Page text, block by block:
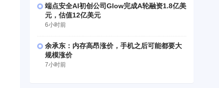
端点安全AI初创公司Glow完成A轮融资1.8亿美
元，估值12亿美元
6小时前
余承东：内存高昂涨价，手机之后可能都要大
规模涨价
7小时前